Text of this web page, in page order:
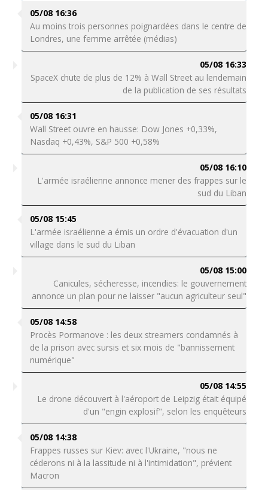
05/08 16:36
Au moins trois personnes poignardées dans le centre de
Londres, une femme arrêtée (médias)
05/08 16:33
SpaceX chute de plus de 12% à Wall Street au lendemain
de la publication de ses résultats
05/08 16:31
Wall Street ouvre en hausse: Dow Jones +0,33%,
Nasdaq +0,43%, S&P 500 +0,58%
05/08 16:10
L'armée israélienne annonce mener des frappes sur le
sud du Liban
05/08 15:45
L'armée israélienne a émis un ordre d'évacuation d'un
village dans le sud du Liban
05/08 15:00
Canicules, sécheresse, incendies: le gouvernement
annonce un plan pour ne laisser "aucun agriculteur seul"
05/08 14:58
Procès Pormanove : les deux streamers condamnés à
de la prison avec sursis et six mois de "bannissement
numérique"
05/08 14:55
Le drone découvert à l'aéroport de Leipzig était équipé
d'un "engin explosif", selon les enquêteurs
05/08 14:38
Frappes russes sur Kiev: avec l'Ukraine, "nous ne
céderons ni à la lassitude ni à l'intimidation", prévient
Macron